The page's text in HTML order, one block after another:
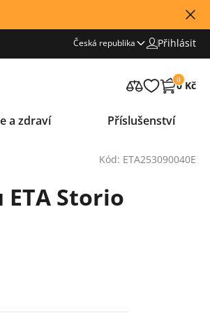
Česká republika Přihlásit
0
0 Kč
a zdraví Příslušenství
Kód: ETA253090040E
Storio